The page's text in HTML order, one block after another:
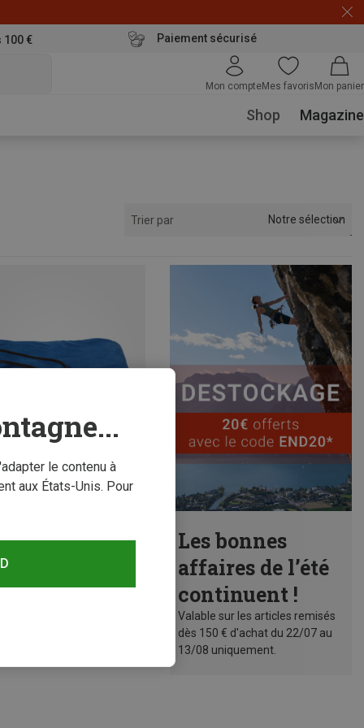
100 € Paiement sécurisé
Mon compteMes favoris Mon panier
Shop Magazine
Trier par Notre sélection
Les bonnes
affaires de l’été
continuent !
Valable sur les articles remisés
dès 150 € d'achat du 22/07 au
13/08 uniquement.
le contenu à
aux États-Unis. Pour